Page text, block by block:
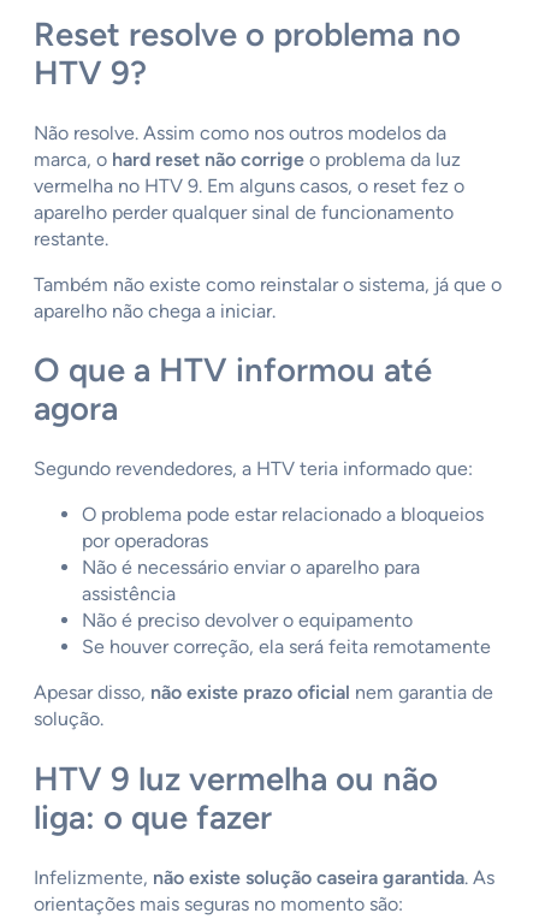
Reset resolve o problema no
HTV 9?
Não resolve. Assim como nos outros modelos da
marca, o hard reset não corrige o problema da luz
vermelha no HTV 9. Em alguns casos, o reset fez o
aparelho perder qualquer sinal de funcionamento
restante.
Também não existe como reinstalar o sistema, já que o
aparelho não chega a iniciar.
O que a HTV informou até
agora
Segundo revendedores, a HTV teria informado que:
O problema pode estar relacionado a bloqueios
por operadoras
Não é necessário enviar o aparelho para
assistência
Não é preciso devolver o equipamento
Se houver correção, ela será feita remotamente
Apesar disso, não existe prazo oficial nem garantia de
solução.
HTV 9 luz vermelha ou não
liga: o que fazer
Infelizmente, não existe solução caseira garantida. As
orientações mais seguras no momento são: